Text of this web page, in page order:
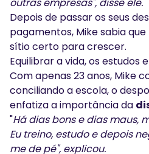
outras empresas", disse ele.
Depois de passar os seus
pagamentos, Mike sabia
sítio certo para crescer.
Equilibrar a vida, os estudos
Com apenas 23 anos, Mike
conciliando a escola, o
enfatiza a importância da
"Há dias bons e dias maus,
Eu treino, estudo e depois
me de pé", explicou.